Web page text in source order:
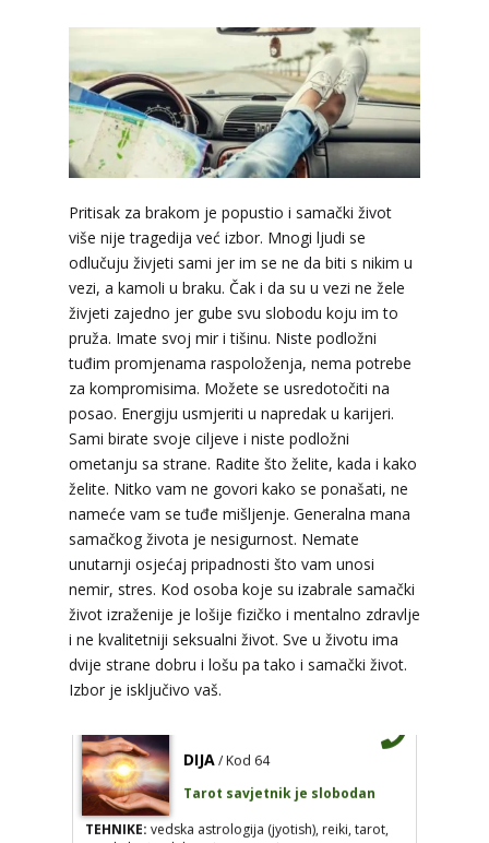
Pritisak za brakom je popustio i samački život
više nije tragedija već izbor. Mnogi ljudi se
odlučuju živjeti sami jer im se ne da biti s nikim u
vezi, a kamoli u braku. Čak i da su u vezi ne žele
živjeti zajedno jer gube svu slobodu koju im to
pruža. Imate svoj mir i tišinu. Niste podložni
tuđim promjenama raspoloženja, nema potrebe
za kompromisima. Možete se usredotočiti na
posao. Energiju usmjeriti u napredak u karijeri.
Sami birate svoje ciljeve i niste podložni
ometanju sa strane. Radite što želite, kada i kako
želite. Nitko vam ne govori kako se ponašati, ne
nameće vam se tuđe mišljenje. Generalna mana
samačkog života je nesigurnost. Nemate
unutarnji osjećaj pripadnosti što vam unosi
nemir, stres. Kod osoba koje su izabrale samački
život izraženije je lošije fizičko i mentalno zdravlje
i ne kvalitetniji seksualni život. Sve u životu ima
dvije strane dobru i lošu pa tako i samački život.
Izbor je isključivo vaš.
TINA / Kod 16
Tarot savjetnik je slobodan
TEHNIKE:psihološki razgovori, sudbinske karte,
tarot, tumačenje snova
Broj tel: 064/600-600
tel:0,93€ - mob:1,12€ min
VESNA / Kod 05
Tarot savjetnik je slobodan
TEHNIKE:numerologija, anđeoski i ljubavni tarot,
visak, yi ching, knjiga promjena mudrosti, rune,
izrada runskih amajlija
Broj tel: 064/600-600
tel:0,93€ - mob:1,12€ min
TEHNIKE:vedska astrologija (jyotish), reiki, tarot,
oracle karte, duhovni razgovori